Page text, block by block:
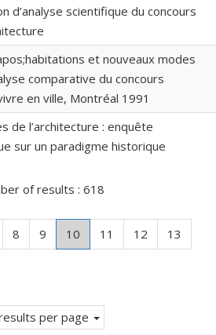
d’analyse scientifique du concours
et nouveaux modes
comparative du concours
en ville, Montréal 1991
de l’architecture : enquête
sur un paradigme historique
of results : 618
Page
8 Page
9 Page
10
Current
Page
11 Page
12 Page
13
per page